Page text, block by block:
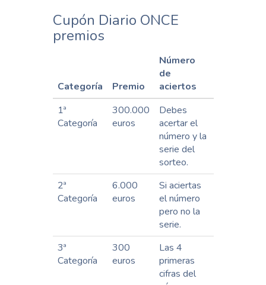
Cupón Diario ONCE
premios
Categoría Premio
Número
de
aciertos
1ª
Categoría
300.000
euros
Debes
acertar el
número y la
serie del
sorteo.
2ª
Categoría
6.000
euros
Si aciertas
el número
pero no la
serie.
3ª
Categoría
300
euros
Las 4
primeras
cifras del